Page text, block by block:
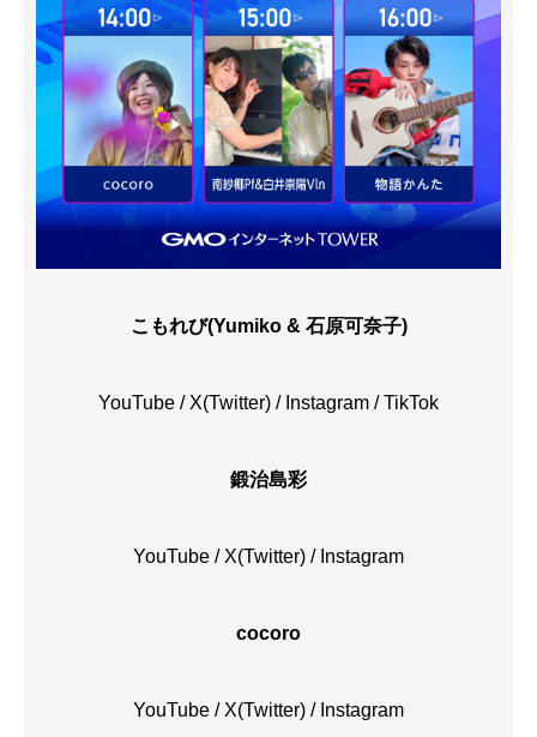
こもれび(Yumiko & 石原可奈子)
YouTube / X(Twitter) / Instagram /TikTok
鍛治島彩
YouTube / X(Twitter) / Instagram
cocoro
YouTube / X(Twitter) / Instagram